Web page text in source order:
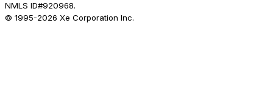
NMLS ID#920968.
© 1995-2026 Xe Corporation Inc.